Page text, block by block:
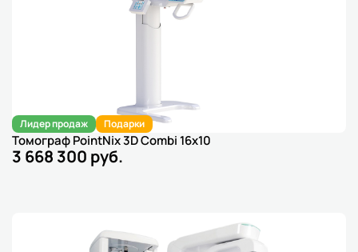
Лидер продаж Подарки
Томограф PointNix 3D Combi 16x10
3 668 300 руб.